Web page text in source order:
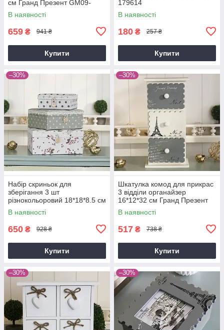
см Гранд Презент GM09-
J6032SML
В наявності
659 ₴ 941 ₴
Купити
179614
В наявності
180 ₴ 257 ₴
Купити
–30%
Набір скриньок для
зберігання 3 шт
різнокольоровий 18*18*8.5 см
Гранд Презент GM09-
J6002SML
В наявності
650 ₴ 928 ₴
Купити
–30%
Шкатулка комод для прикрас
3 відділи органайзер
16*12*32 см Гранд Презент
GM81-3558
В наявності
517 ₴ 738 ₴
Купити
–30% –30%